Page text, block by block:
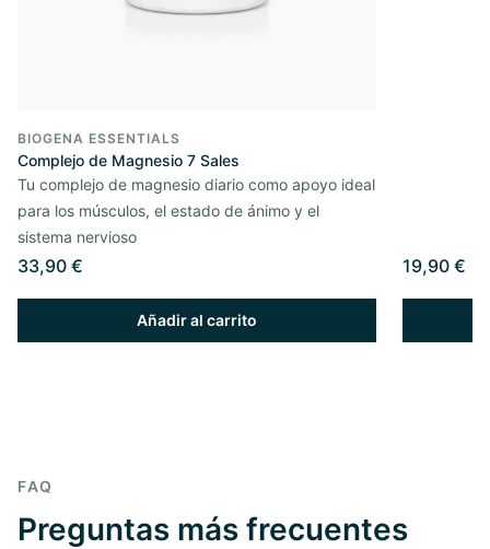
BIOGENA ESSENTIALS
Complejo de Magnesio 7 Sales
Tu complejo de magnesio diario como apoyo ideal
para los músculos, el estado de ánimo y el
sistema nervioso
33,90 €
Añadir al carrito
19,90 €
FAQ
Preguntas más frecuentes